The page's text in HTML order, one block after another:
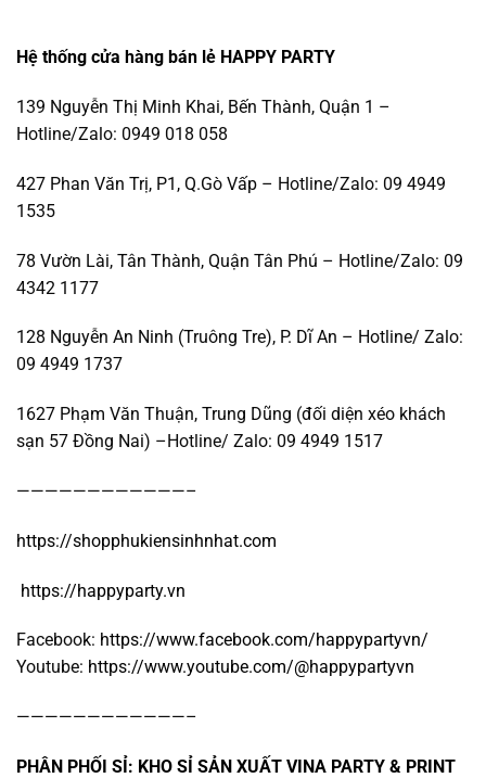
Hệ thống cửa hàng bán lẻ HAPPY PARTY
139 Nguyễn Thị Minh Khai, Bến Thành, Quận 1 –
Hotline/Zalo: 0949 018 058
427 Phan Văn Trị, P1, Q.Gò Vấp – Hotline/Zalo: 09 4949
1535
78 Vườn Lài, Tân Thành, Quận Tân Phú – Hotline/Zalo: 09
4342 1177
128 Nguyễn An Ninh (Truông Tre), P. Dĩ An – Hotline/ Zalo:
09 4949 1737
1627 Phạm Văn Thuận, Trung Dũng (đối diện xéo khách
sạn 57 Đồng Nai) –Hotline/ Zalo: 09 4949 1517
————————————–
https://shopphukiensinhnhat.com
https://happyparty.vn
Facebook: https://www.facebook.com/happypartyvn/
Youtube: https://www.youtube.com/@happypartyvn
————————————–
PHÂN PHỐI SỈ: KHO SỈ SẢN XUẤT VINA PARTY & PRINT